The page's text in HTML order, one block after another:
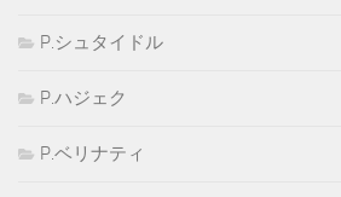
P.シュタイドル
P.ハジェク
P.ベリナティ